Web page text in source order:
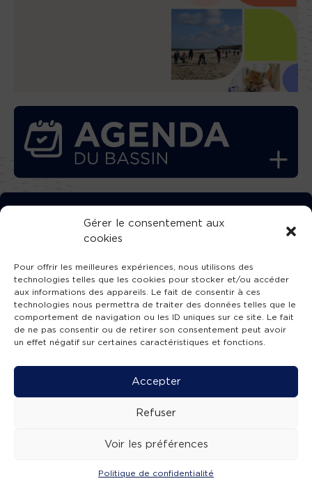
Gérer le consentement aux
cookies
Pour offrir les meilleures expériences, nous utilisons des
technologies telles que les cookies pour stocker et/ou accéder
aux informations des appareils. Le fait de consentir à ces
technologies nous permettra de traiter des données telles que le
comportement de navigation ou les ID uniques sur ce site. Le fait
de ne pas consentir ou de retirer son consentement peut avoir
un effet négatif sur certaines caractéristiques et fonctions.
Accepter
Refuser
Voir les préférences
Politique de confidentialité
ÉMISSIONS AGENDA
TÉLÉCHARGEZ GRATUITEMENT
L’APPLICATION TVBA !
SUIVEZ-NOUS !
Mentions légales -Accessibilité